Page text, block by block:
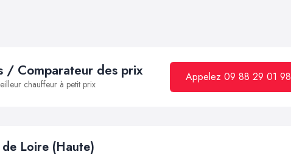
/ Comparateur des prix
chauffeur à petit prix
Appelez 09 88 29 01 98
de Loire (Haute)